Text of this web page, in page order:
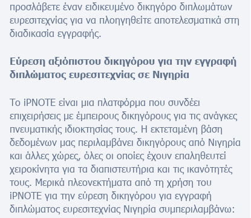
προσλάβετε έναν ειδικευμένο δικηγόρο διπλωμάτων
ευρεσιτεχνίας για να πλοηγηθείτε αποτελεσματικά στη
διαδικασία εγγραφής.
Εύρεση αξιόπιστου δικηγόρου για την εγγραφή
διπλώματος ευρεσιτεχνίας σε Νιγηρία
Το iPNOTE είναι μια πλατφόρμα που συνδέει
επιχειρήσεις με έμπειρους δικηγόρους για τις ανάγκες
πνευματικής ιδιοκτησίας τους. Η εκτεταμένη βάση
δεδομένων μας περιλαμβάνει δικηγόρους από Νιγηρία
και άλλες χώρες, όλες οι οποίες έχουν επαληθευτεί
χειροκίνητα για τα διαπιστευτήρια και τις ικανότητές
τους. Μερικά πλεονεκτήματα από τη χρήση του
iPNOTE για την εύρεση δικηγόρου για εγγραφή
διπλώματος ευρεσιτεχνίας Νιγηρία συμπεριλαμβάνω: